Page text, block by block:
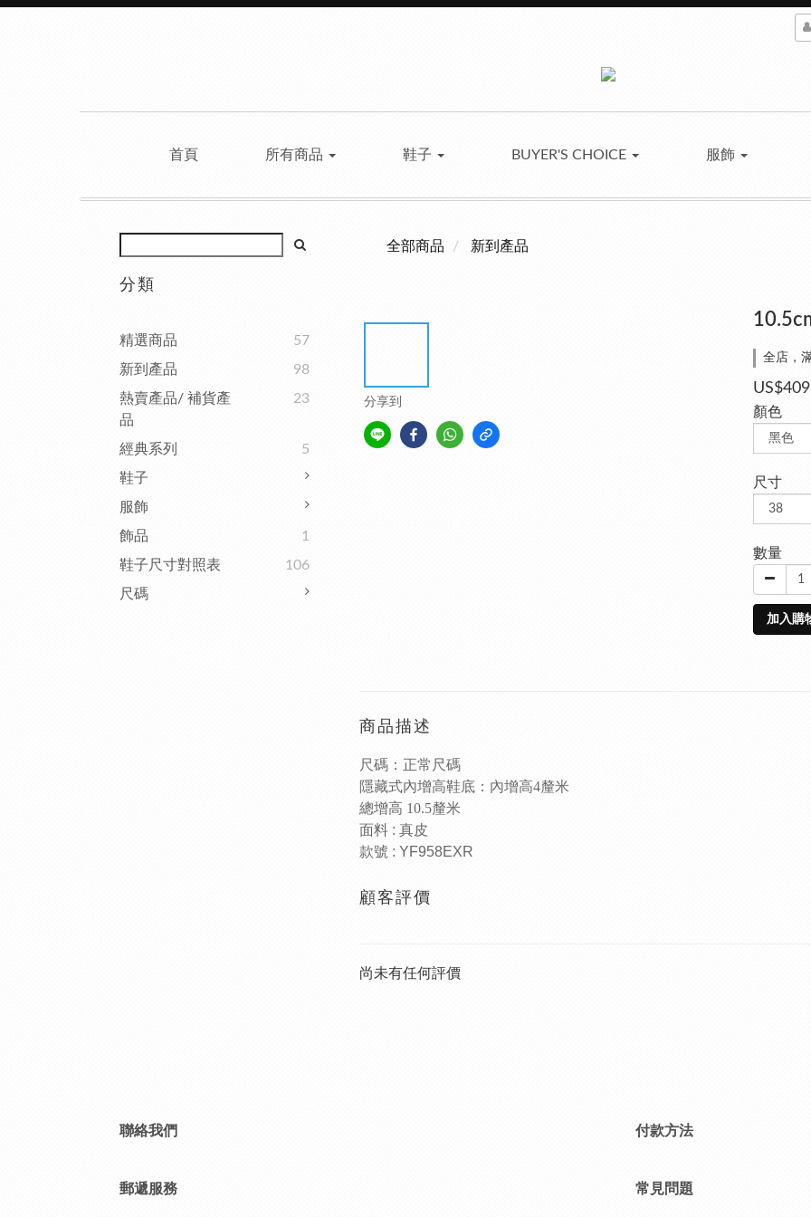
首頁 所有商品 鞋子 BUYER'S CHOICE 服飾
分類
精選商品
57
新到產品
98
熱賣產品/ 補貨產
品
23
經典系列
5
鞋子
服飾
飾品
1
鞋子尺寸對照表
106
尺碼
全部商品 新到產品
分享到
全店，
顏色
尺寸
數量
加入購
商品描述
尺碼：正常尺碼
隱藏式內增高鞋底：內增高4釐米
總增高 10.5釐米
面料 : 真皮
款號 : YF958EXR
顧客評價
尚未有任何評價
聯絡我們 付款方法
郵遞服務 常見問題